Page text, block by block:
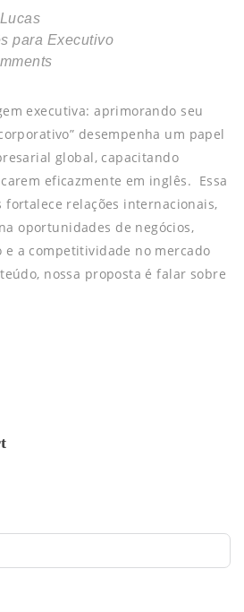
Lucas
para Executivo
executiva: aprimorando seu
desempenha um papel
global, capacitando
eficazmente em inglês. Essa
fortalece relações internacionais,
oportunidades de negócios,
e a competitividade no mercado
nossa proposta é falar sobre